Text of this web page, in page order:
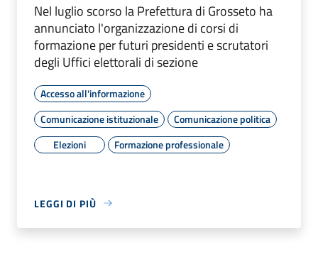
Nel luglio scorso la Prefettura di Grosseto ha
annunciato l'organizzazione di corsi di
formazione per futuri presidenti e scrutatori
degli Uffici elettorali di sezione
Accesso all'informazione
Comunicazione istituzionale
Comunicazione politica
Elezioni
Formazione professionale
LEGGI DI PIÙ